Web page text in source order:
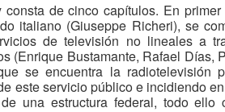
de cinco capítulos. En
italiano (Giuseppe Richeri), se
de televisión no lineales a
(Enrique Bustamante, Rafael Días,
se encuentra la radiotelevisión
este servicio público e incidiendo
una estructura federal, todo ello